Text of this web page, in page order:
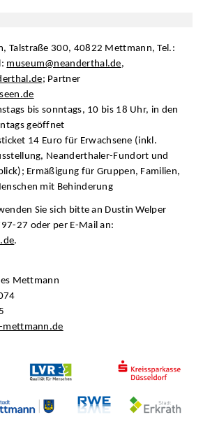
Talstraße 300, 40822 Mettmann, Tel.:
museum@neanderthal.de,
; Partner
bis sonntags, 10 bis 18 Uhr, in den
geöffnet
14 Euro für Erwachsene (inkl.
Neanderthaler-Fundort und
Ermäßigung für Gruppen, Familien,
mit Behinderung
Sie sich bitte an Dustin Welper
27 oder per E-Mail an:
.
Mettmann
mettmann.de